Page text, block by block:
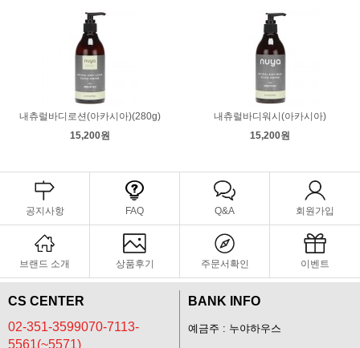
내츄럴바디로션(아카시아)(280g)
15,200원
내츄럴바디워시(아카시아)
15,200원
공지사항 FAQ Q&A 회원가입
브랜드 소개 상품후기 주문서확인 이벤트
CS CENTER
02-351-3599070-7113-
5561(~5571)
BANK INFO
예금주 : 누야하우스